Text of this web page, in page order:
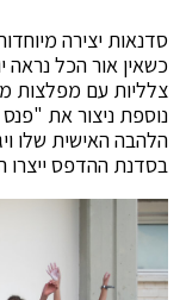
סדנאות יצירה
כשאין אור הכל נראה
צלליות עם מפלצות
נוספת ניצור את
הלהבה האישית שלו
בסדנת ההדפס ייצרו